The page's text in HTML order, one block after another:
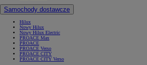
Samochody dostawcze
Hilux
Nowy Hilux
Nowy Hilux Electric
PROACE Max
PROACE
PROACE Verso
PROACE CITY
PROACE CITY Verso